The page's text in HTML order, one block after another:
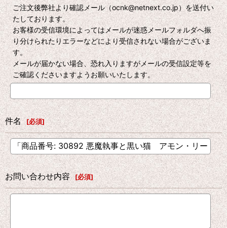
ご注文後弊社より確認メール（ocnk@netnext.co.jp）を送付い
たしております。
お客様の受信環境によってはメールが迷惑メールフォルダへ振
り分けられたりエラーなどにより受信されない場合がございま
す。
メールが届かない場合、恐れ入りますがメールの受信設定等を
ご確認くださいますようお願いいたします。
件名 [必須]
お問い合わせ内容 [必須]